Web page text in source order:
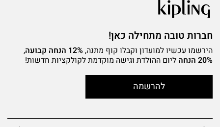
חברות טובה מתחילה כאן!
הירשמו עכשיו למועדון וקבלו קוף מתנה, 12% הנחה קבועה
,
20% הנחה
ליום ההולדת וגישה מוקדמת לקולקציות חדשות!
להרשמה